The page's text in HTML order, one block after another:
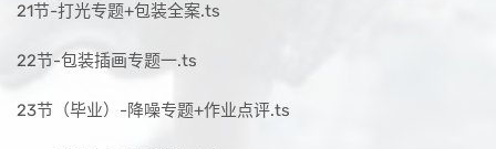
21节-打光专题+包装全案.ts
22节-包装插画专题一.ts
23节（毕业）-降噪专题+作业点评.ts